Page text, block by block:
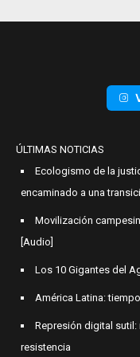
ÚLTIMAS NOTICIAS
Ecologismo de la
encaminado a una
Movilización
[Audio]
Los 10 Gigantes del
América Latina:
Represión digital
resistencia